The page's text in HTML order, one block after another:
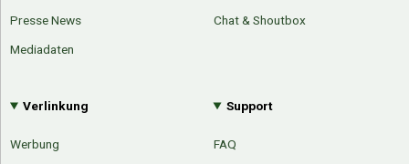
Presse News
Mediadaten
Chat & Shoutbox
Verlinkung
Werbung
Support
FAQ